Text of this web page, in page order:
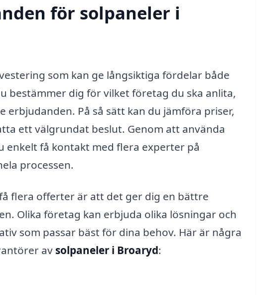
för solpaneler i
som kan ge långsiktiga fördelar både
bestämmer dig för vilket företag du ska anlita,
På så sätt kan du jämföra priser,
ett välgrundat beslut. Genom att använda
enkelt få kontakt med flera experter på
processen.
flera offerter är att det ger dig en bättre
Olika företag kan erbjuda olika lösningar och
som passar bäst för dina behov. Här är några
av solpaneler i Broaryd: